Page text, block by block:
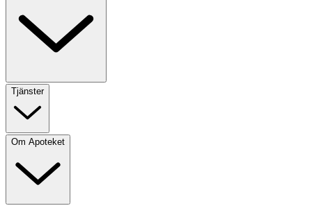
Tjänster
Om Apoteket